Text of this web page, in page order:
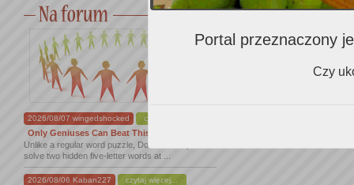
2026/08/07 wingedshocked czytaj więcej...
Only Geniuses Can Beat This Dordle
Unlike a regular word puzzle, Dordle asks you to
solve two hidden five-letter words at ...
2026/08/06 Kaban227 czytaj więcej...
Portal przeznaczony
Czy